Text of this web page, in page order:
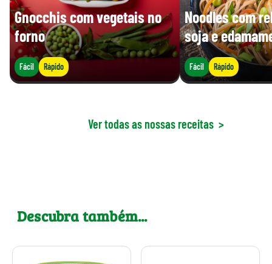
Gnocchis com vegetais no
forno
Fácil Rápido
Noodles com
soja e
Fácil Rápido
Ver todas as nossas receitas >
Descubra também...